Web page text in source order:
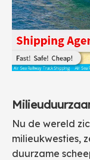
Nu de wereld
milieukwesties,
duurzame